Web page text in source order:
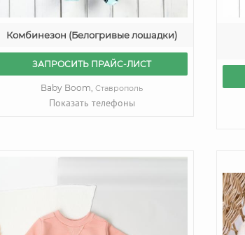
Комбинезон (Белогривые лошадки)
ЗАПРОСИТЬ ПРАЙС-ЛИСТ
Baby Boom,Ставрополь
Показать телефоны